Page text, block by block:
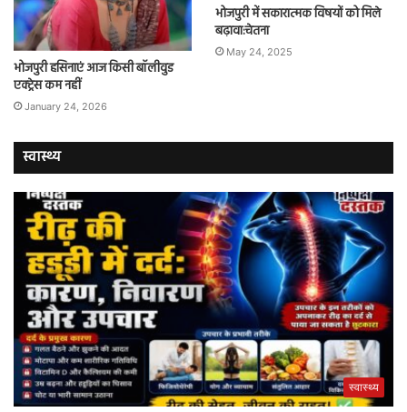
भोजपुरी हसिनाएं आज किसी बॉलीवुड
एक्ट्रेस कम नहीं
January 24, 2026
भोजपुरी में सकारात्मक विषयों को मिले
बढ़ावा:चेतना
May 24, 2025
स्वास्थ्य
स्वास्थ्य